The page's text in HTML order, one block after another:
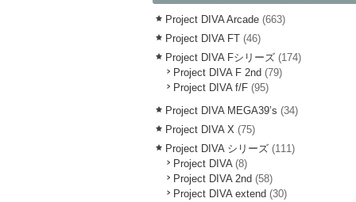
Project DIVA Arcade (663)
Project DIVA FT (46)
Project DIVA Fシリーズ (174)
Project DIVA F 2nd (79)
Project DIVA f/F (95)
Project DIVA MEGA39’s (34)
Project DIVA X (75)
Project DIVA シリーズ (111)
Project DIVA(8)
Project DIVA 2nd (58)
Project DIVA extend (30)